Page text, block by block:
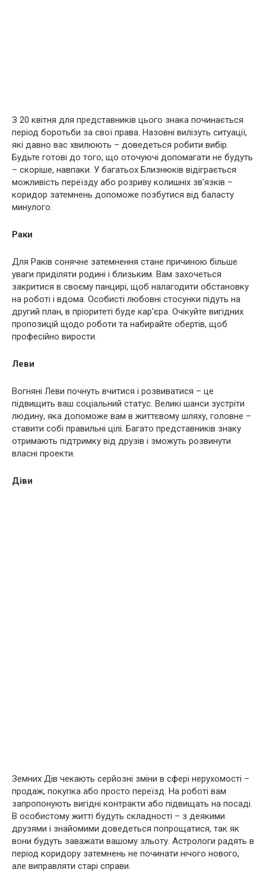
З 20 квітня для представників цього знака починається
період боротьби за свої права. Назовні вилізуть ситуації,
які давно вас хвилюють – доведеться робити вибір.
Будьте готові до того, що оточуючі допомагати не будуть
– скоріше, навпаки. У багатьох Близнюків відіграється
можливість переїзду або розриву колишніх зв’язків –
коридор затемнень допоможе позбутися від баласту
минулого.
Раки
Для Раків сонячне затемнення стане причиною більше
уваги приділяти родині і близьким. Вам захочеться
закритися в своєму панцирі, щоб налагодити обстановку
на роботі і вдома. Особисті любовні стосунки підуть на
другий план, в пріоритеті буде кар’єра. Очікуйте вигідних
пропозицій щодо роботи та набирайте обертів, щоб
професійно вирости.
Леви
Вогняні Леви почнуть вчитися і розвиватися – це
підвищить ваш соціальний статус. Великі шанси зустріти
людину, яка допоможе вам в життєвому шляху, головне –
ставити собі правильні цілі. Багато представників знаку
отримають підтримку від друзів і зможуть розвинути
власні проекти.
Діви
Земних Дів чекають серйозні зміни в сфері нерухомості –
продаж, покупка або просто переїзд. На роботі вам
запропонують вигідні контракти або підвищать на посаді.
В особистому житті будуть складності – з деякими
друзями і знайомими доведеться попрощатися, так як
вони будуть заважати вашому зльоту. Астрологи радять в
період коридору затемнень не починати нічого нового,
але виправляти старі справи.